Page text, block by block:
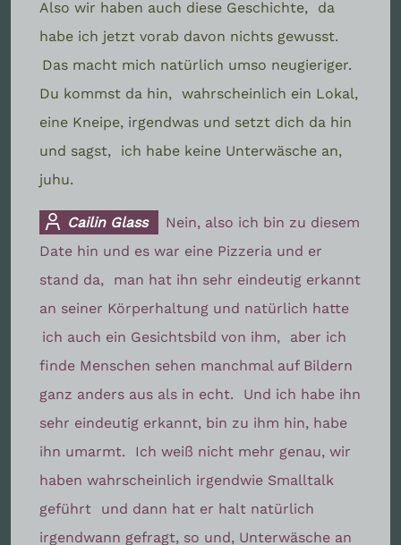
Also wir haben auch diese Geschichte,
da
habe ich jetzt vorab davon nichts gewusst.
Das macht mich natürlich umso neugieriger.
Du kommst da hin,
wahrscheinlich ein Lokal,
eine Kneipe, irgendwas und setzt dich da hin
und sagst,
ich habe keine Unterwäsche an,
juhu.
Cailin Glass
Nein, also ich bin zu diesem
Date hin und es war eine Pizzeria und er
stand da,
man hat ihn sehr eindeutig erkannt
an seiner Körperhaltung und natürlich hatte
ich auch ein Gesichtsbild von ihm,
aber ich
finde Menschen sehen manchmal auf Bildern
ganz anders aus als in echt.
Und ich habe ihn
sehr eindeutig erkannt, bin zu ihm hin, habe
ihn umarmt.
Ich weiß nicht mehr genau, wir
haben wahrscheinlich irgendwie Smalltalk
geführt
und dann hat er halt natürlich
irgendwann gefragt, so und, Unterwäsche an